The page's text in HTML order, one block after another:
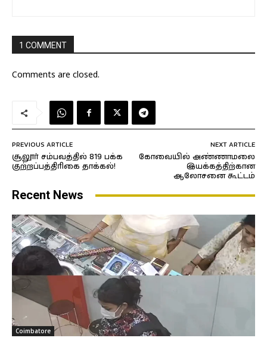
1 COMMENT
Comments are closed.
PREVIOUS ARTICLE
சூலூர் சம்பவத்தில் 819 பக்க
குற்றப்பத்திரிகை தாக்கல்!
NEXT ARTICLE
கோவையில் அண்ணாமலை
இயக்கத்திற்கான
ஆலோசனை கூட்டம்
Recent News
Coimbatore